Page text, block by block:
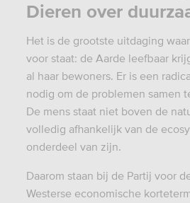
Dieren over
Het is de grootste uitdaging
voor staat: de Aarde leefbaar
al haar bewoners. Er is een
nodig om de problemen samen
De mens staat niet boven de
volledig afhankelijk van de
onderdeel van zijn.
Daarom staan bij de Partij voor
Westerse economische